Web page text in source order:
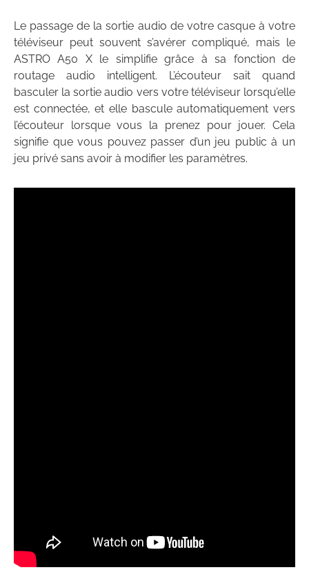
Le passage de la sortie audio de votre casque à votre
téléviseur peut souvent s’avérer compliqué, mais le
ASTRO A50 X le simplifie grâce à sa fonction de
routage audio intelligent. L’écouteur sait quand
basculer la sortie audio vers votre téléviseur lorsqu’elle
est connectée, et elle bascule automatiquement vers
l’écouteur lorsque vous la prenez pour jouer. Cela
signifie que vous pouvez passer d’un jeu public à un
jeu privé sans avoir à modifier les paramètres.